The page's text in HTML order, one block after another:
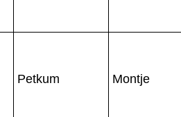
Petkum Montje